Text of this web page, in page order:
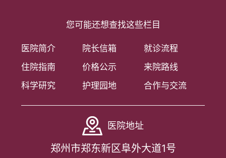
您可能还想查找这些栏目
医院简介 院长信箱
就诊流程
住院指南
价格公示
来院路线
科学研究
护理园地 合作与交流
医院地址
郑州市郑东新区阜外大道1号